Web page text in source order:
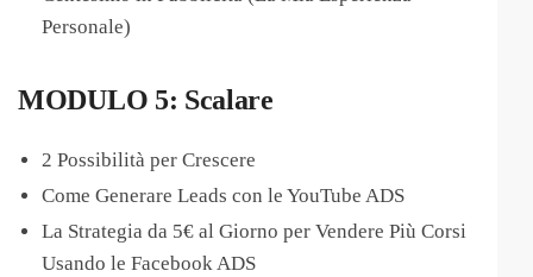
Personale)
MODULO 5: Scalare
2 Possibilità per Crescere
Come Generare Leads con le YouTube ADS
La Strategia da 5€ al Giorno per Vendere Più Corsi
Usando le Facebook ADS